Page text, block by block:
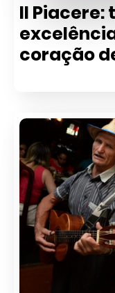
Il Piacere:
coração